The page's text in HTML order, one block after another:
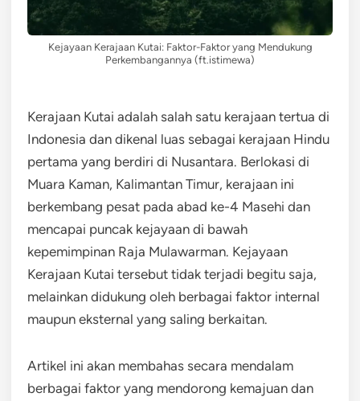
Kejayaan Kerajaan Kutai: Faktor-Faktor yang Mendukung
Perkembangannya (ft.istimewa)
Kerajaan Kutai adalah salah satu kerajaan tertua di
Indonesia dan dikenal luas sebagai kerajaan Hindu
pertama yang berdiri di Nusantara. Berlokasi di
Muara Kaman, Kalimantan Timur, kerajaan ini
berkembang pesat pada abad ke-4 Masehi dan
mencapai puncak kejayaan di bawah
kepemimpinan Raja Mulawarman. Kejayaan
Kerajaan Kutai tersebut tidak terjadi begitu saja,
melainkan didukung oleh berbagai faktor internal
maupun eksternal yang saling berkaitan.
Artikel ini akan membahas secara mendalam
berbagai faktor yang mendorong kemajuan dan